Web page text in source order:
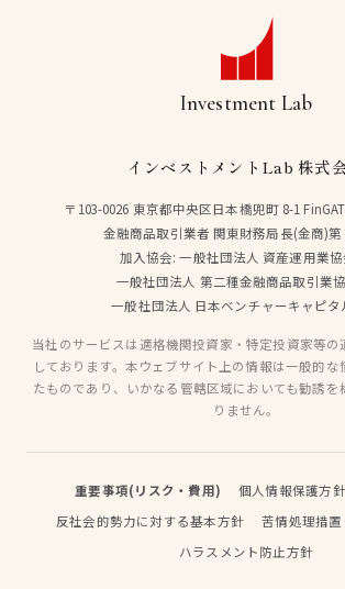
Investment Lab
インベストメントLab 株式
〒103-0026 東京都中央区日本橋兜町 8-1
金融商品取引業者 関東財務局長(金商)第
加入協会:一般社団法人 資産運用業協
一般社団法人 第二種金融商品取引業
一般社団法人 日本ベンチャーキャピタ
当社のサービスは適格機関投資家・特定投資家等の
しております。本ウェブサイト上の情報は一般的な
たものであり、いかなる管轄区域においても勧誘を
りません。
重要事項(リスク・費用) 個人情報保護方針
反社会的勢力に対する基本方針
苦情処理措
ハラスメント防止方針